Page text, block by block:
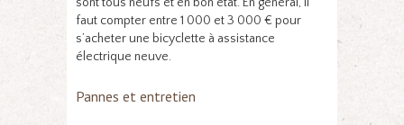
faut compter entre 1 000 et 3 000 € pour
s’acheter une bicyclette à assistance
électrique neuve.
Pannes et entretien